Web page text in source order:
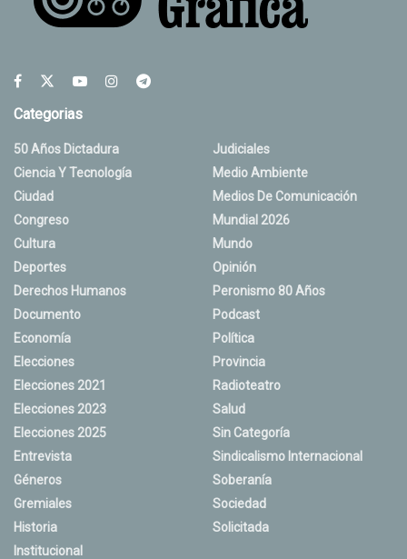
Categorias
50 Años Dictadura
Ciencia Y Tecnología
Ciudad
Congreso
Cultura
Deportes
Derechos Humanos
Documento
Economía
Elecciones
Elecciones 2021
Elecciones 2023
Elecciones 2025
Entrevista
Géneros
Gremiales
Historia
Institucional
Judiciales
Medio Ambiente
Medios De Comunicación
Mundial 2026
Mundo
Opinión
Peronismo 80 Años
Podcast
Política
Provincia
Radioteatro
Salud
Sin Categoría
Sindicalismo Internacional
Soberanía
Sociedad
Solicitada